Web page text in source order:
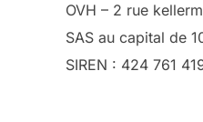
OVH – 2 rue
SAS au capital de
SIREN : 424 761